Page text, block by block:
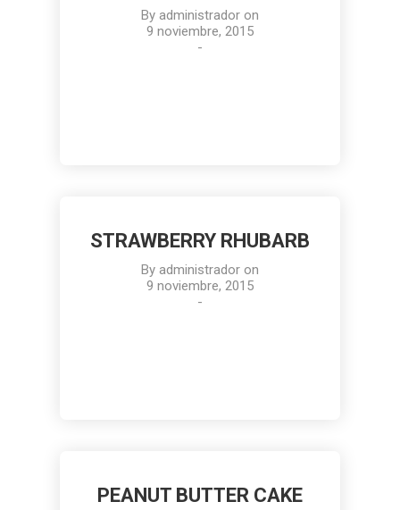
By administrador on
9 noviembre, 2015
-
STRAWBERRY RHUBARB
By administrador on
9 noviembre, 2015
-
PEANUT BUTTER CAKE